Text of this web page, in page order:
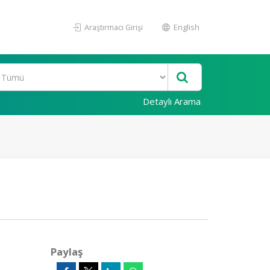
Araştırmacı Girişi English
Detaylı Arama
Paylaş